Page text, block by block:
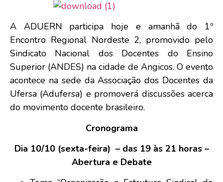
A ADUERN participa hoje e amanhã do 1º
Encontro Regional Nordeste 2, promovido pelo
Sindicato Nacional dos Docentes do Ensino
Superior (ANDES) na cidade de Angicos. O evento
acontece na sede da Associação dos Docentes da
Ufersa (Adufersa) e promoverá discussões acerca
do movimento docente brasileiro.
Cronograma
Dia 10/10 (sexta-feira) – das 19 às 21 horas –
Abertura e Debate